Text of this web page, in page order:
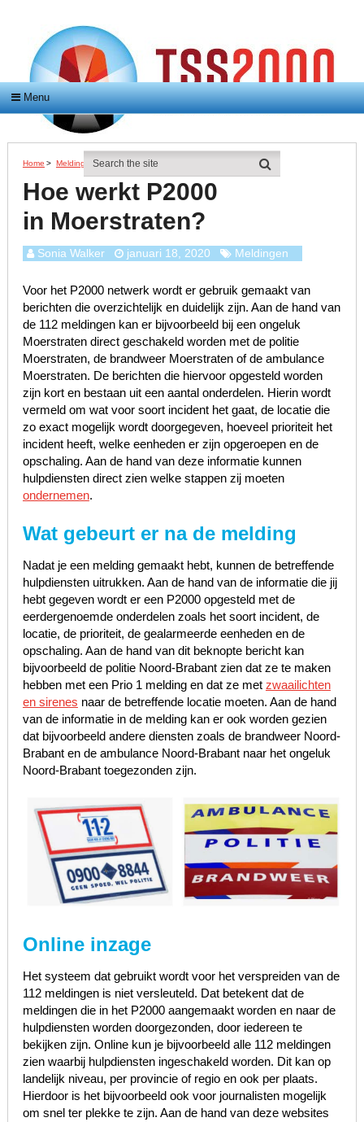
Menu
Home > Meldingen > Hoe Werkt P2000 In Moerstraten?
Hoe werkt P2000
in Moerstraten?
Sonia Walker januari 18, 2020 Meldingen
Voor het P2000 netwerk wordt er gebruik gemaakt van
berichten die overzichtelijk en duidelijk zijn. Aan de hand van
de 112 meldingen kan er bijvoorbeeld bij een ongeluk
Moerstraten direct geschakeld worden met de politie
Moerstraten, de brandweer Moerstraten of de ambulance
Moerstraten. De berichten die hiervoor opgesteld worden
zijn kort en bestaan uit een aantal onderdelen. Hierin wordt
vermeld om wat voor soort incident het gaat, de locatie die
zo exact mogelijk wordt doorgegeven, hoeveel prioriteit het
incident heeft, welke eenheden er zijn opgeroepen en de
opschaling. Aan de hand van deze informatie kunnen
hulpdiensten direct zien welke stappen zij moeten
ondernemen.
Wat gebeurt er na de melding
Nadat je een melding gemaakt hebt, kunnen de betreffende
hulpdiensten uitrukken. Aan de hand van de informatie die jij
hebt gegeven wordt er een P2000 opgesteld met de
eerdergenoemde onderdelen zoals het soort incident, de
locatie, de prioriteit, de gealarmeerde eenheden en de
opschaling. Aan de hand van dit beknopte bericht kan
bijvoorbeeld de politie Noord-Brabant zien dat ze te maken
hebben met een Prio 1 melding en dat ze met zwaailichten
en sirenes naar de betreffende locatie moeten. Aan de hand
van de informatie in de melding kan er ook worden gezien
dat bijvoorbeeld andere diensten zoals de brandweer Noord-
Brabant en de ambulance Noord-Brabant naar het ongeluk
Noord-Brabant toegezonden zijn.
Online inzage
Het systeem dat gebruikt wordt voor het verspreiden van de
112 meldingen is niet versleuteld. Dat betekent dat de
meldingen die in het P2000 aangemaakt worden en naar de
hulpdiensten worden doorgezonden, door iedereen te
bekijken zijn. Online kun je bijvoorbeeld alle 112 meldingen
zien waarbij hulpdiensten ingeschakeld worden. Dit kan op
landelijk niveau, per provincie of regio en ook per plaats.
Hierdoor is het bijvoorbeeld ook voor journalisten mogelijk
om snel ter plekke te zijn. Aan de hand van deze websites